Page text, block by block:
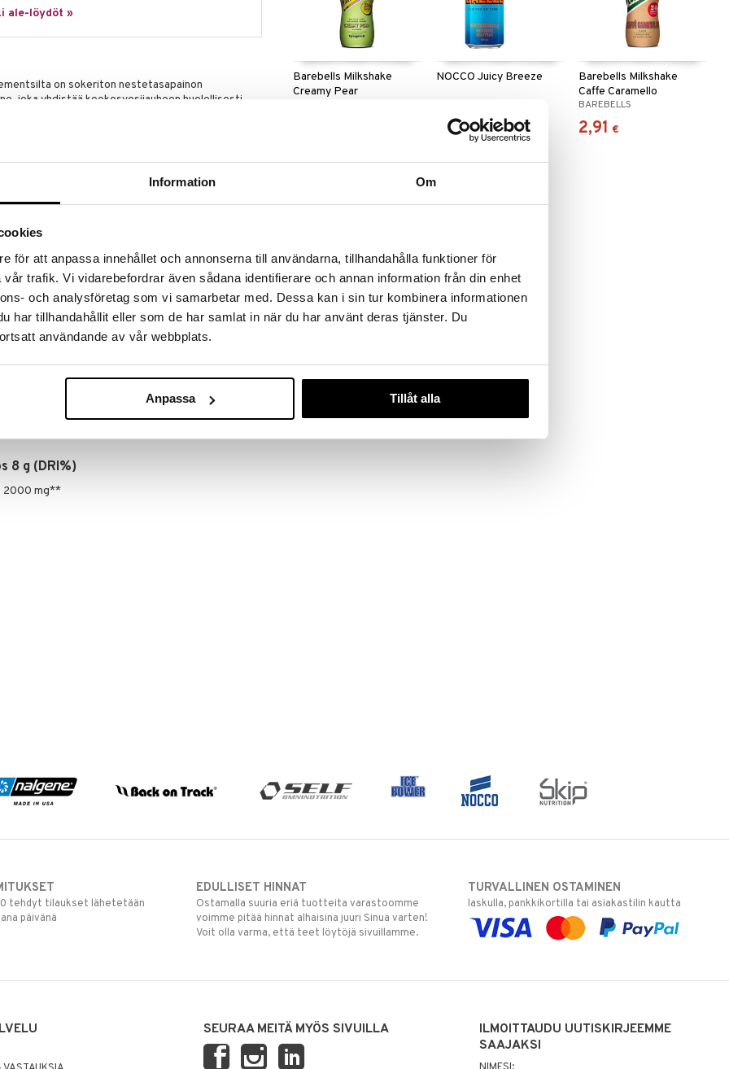
Information Om
för att anpassa innehållet och annonserna till användarna, tillhandahålla funktioner för
trafik. Vi vidarebefordrar även sådana identifierare och annan information från din enhet
och analysföretag som vi samarbetar med. Dessa kan i sin tur kombinera informationen
har tillhandahållit eller som de har samlat in när du har använt deras tjänster. Du
användande av vår webbplats.
Anpassa Tillåt alla
ale-löydöt »
on sokeriton nestetasapainon
joka yhdistää kookosvesijauheen huolellisesti
ylläpitämään kehon nestetasapainoa ja
B6- ja B12-vitamiineilla, jotka kaikki auttavat
Magnesium edistää myös
oleskelet kuumissa ympäristöissä tai tarvitset
400–500 ml vettä shakerissa. Ota 1–3 annosta
ruokavalion ja terveellisten elämäntapojen
ei saa ylittää.
(omenahappo), kivennäisaineet
sinkkisitraatti), vitamiinit (C, B6, B12), vuorisuola,
makeutusaineet (aspartaami*, asesulfaami-K),
8 g (DRI%)
2000 mg**
Barebells Milkshake
Creamy Pear
NOCCO Juicy Breeze
2,09 € (2,49€)
Barebells Milkshake
Caffe Caramello
BAREBELLS
2,91 €
Barebells Milkshake
2,91
tehdyt tilaukset lähetetään
päivänä
EDULLISET HINNAT
Ostamalla suuria eriä tuotteita varastoomme
voimme pitää hinnat alhaisina juuri Sinua varten!
Voit olla varma, että teet löytöjä sivuillamme.
TURVALLINEN OSTAMINEN
laskulla, pankkikortilla tai asiakastilin kautta
SEURAA MEITÄ MYÖS SIVUILLA
ILMOITTAUDU UUTISKIRJEEMME
SAAJAKSI